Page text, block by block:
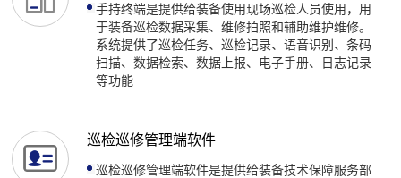
手持终端是提供给装备使用现场巡检人员使用，用
于装备巡检数据采集、维修拍照和辅助维护维修。
系统提供了巡检任务、巡检记录、语音识别、条码
扫描、数据检索、数据上报、电子手册、日志记录
等功能
巡检巡修管理端软件
巡检巡修管理端软件是提供给装备技术保障服务部